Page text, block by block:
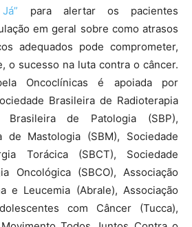
para alertar os pacientes
em geral sobre como atrasos
adequados pode comprometer,
o sucesso na luta contra o câncer.
Oncoclínicas é apoiada por
Brasileira de Radioterapia
Brasileira de Patologia (SBP),
de Mastologia (SBM), Sociedade
Torácica (SBCT), Sociedade
Oncológica (SBCO), Associação
e Leucemia (Abrale), Associação
com Câncer (Tucca),